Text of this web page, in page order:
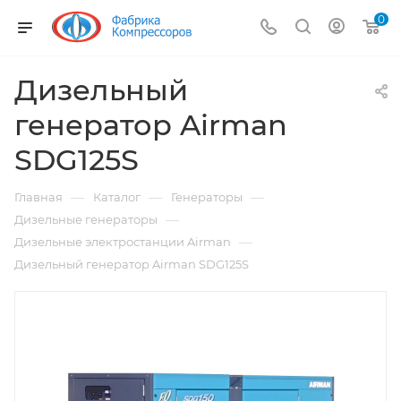
0
Дизельный
генератор Airman
SDG125S
Главная — Каталог — Генераторы —
Дизельные генераторы —
Дизельные электростанции Airman —
Дизельный генератор Airman SDG125S